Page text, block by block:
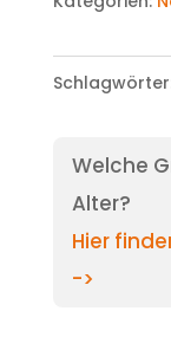
Welche
Alter?
Hier
->